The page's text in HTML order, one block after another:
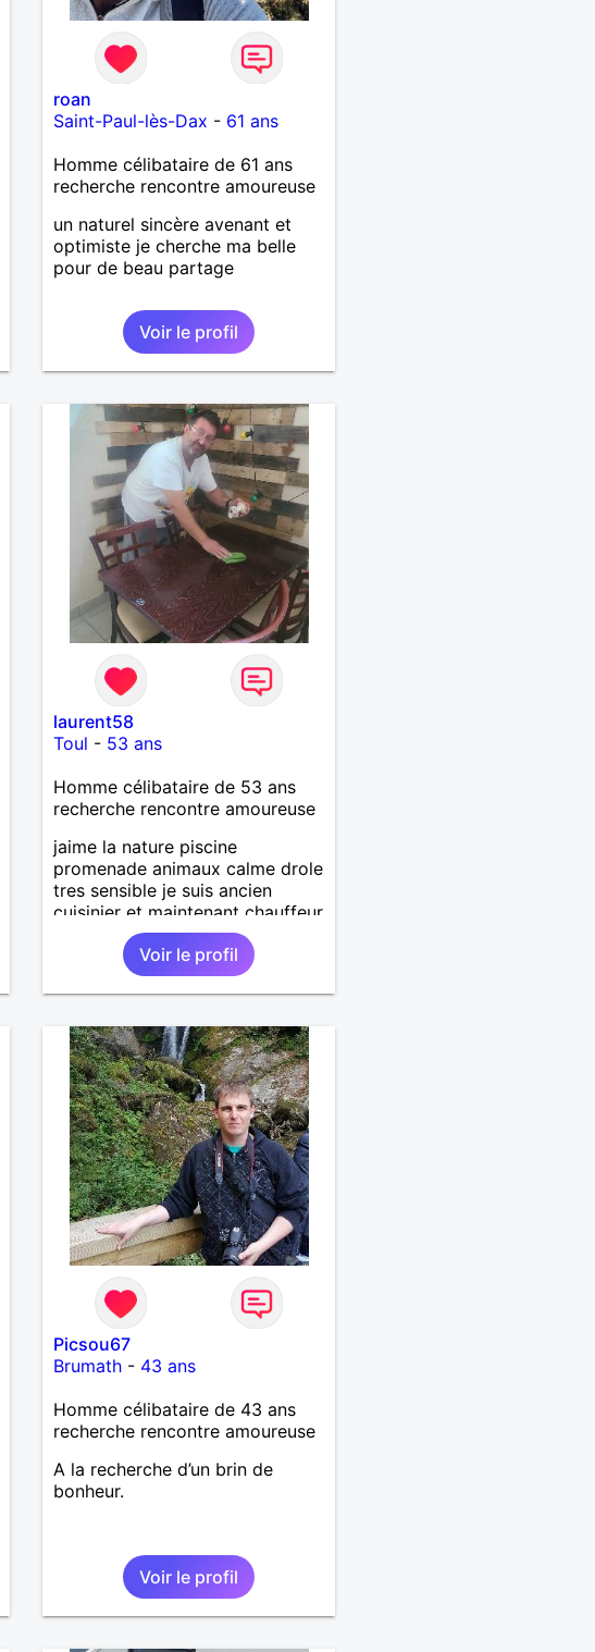
roan
Saint-Paul-lès-Dax - 61 ans
Homme célibataire de 61 ans
recherche rencontre amoureuse
un naturel sincère avenant et
optimiste je cherche ma belle
pour de beau partage
Voir le profil
laurent58
Toul - 53 ans
Homme célibataire de 53 ans
recherche rencontre amoureuse
jaime la nature piscine
promenade animaux calme drole
tres sensible je suis ancien
cuisinier et maintenant chauffeur
de bus jai un chien et un chat
recherche relation durable
Voir le profil
Picsou67
Brumath - 43 ans
Homme célibataire de 43 ans
recherche rencontre amoureuse
A la recherche d’un brin de
bonheur.
Voir le profil